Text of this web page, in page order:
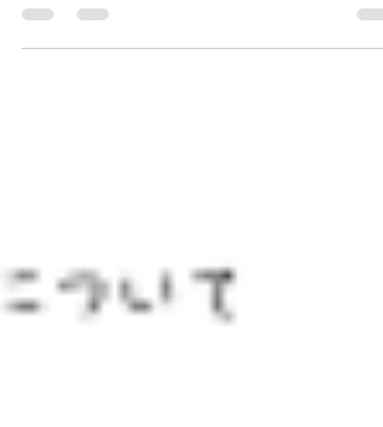
動画は近日公開予定です😊